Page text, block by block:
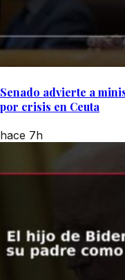
Senado advierte a
por crisis en Ceuta
hace 7h